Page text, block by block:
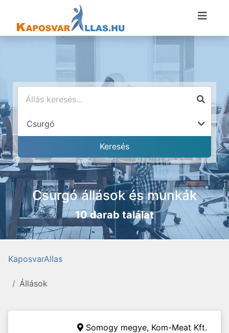
Csurgó állások és munkák
10 darab találat
KaposvarAllas
Állások
Somogy megye, Kom-Meat Kft.